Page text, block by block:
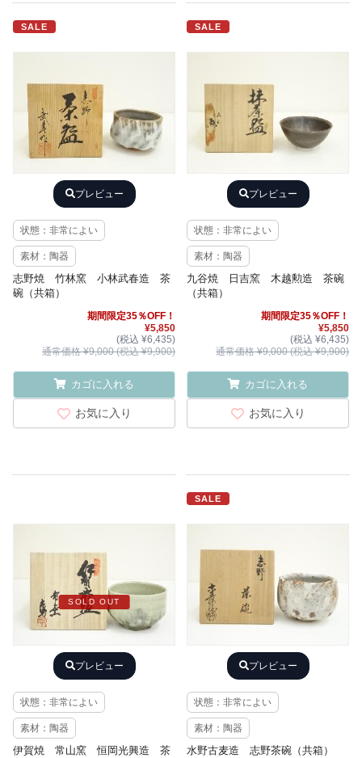
SALE
プレビュー
状態：非常によい
素材：陶器
志野焼 竹林窯 小林武春造 茶
碗（共箱）
期間限定35％OFF！
¥5,850
(税込 ¥6,435)
通常価格 ¥9,000 (税込 ¥9,900)
カゴに入れる
お気に入り
SALE
プレビュー
状態：非常によい
素材：陶器
九谷焼 日吉窯 木越勲造 茶碗
（共箱）
期間限定35％OFF！
¥5,850
(税込 ¥6,435)
通常価格 ¥9,000 (税込 ¥9,900)
カゴに入れる
お気に入り
SOLD OUT
プレビュー
状態：非常によい
素材：陶器
伊賀焼 常山窯 恒岡光興造 茶
SALE
プレビュー
状態：非常によい
素材：陶器
水野古麦造 志野茶碗（共箱）